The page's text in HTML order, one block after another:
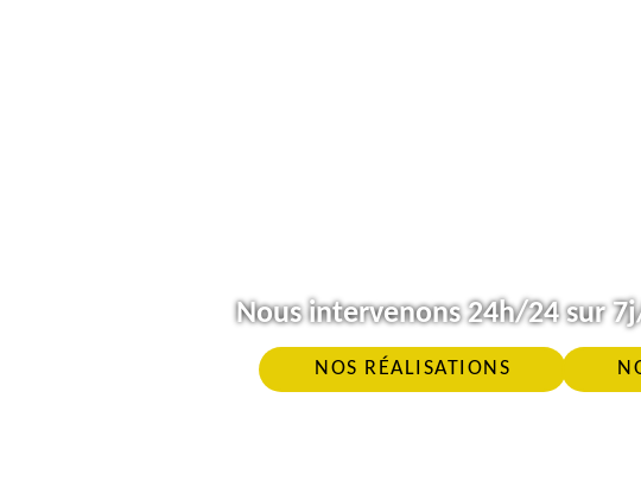
Nous intervenons 24h/24 sur
NOS RÉALISATIONS